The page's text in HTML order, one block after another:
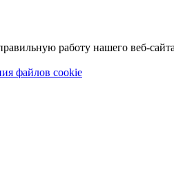
работу нашего веб-
файлов cookie